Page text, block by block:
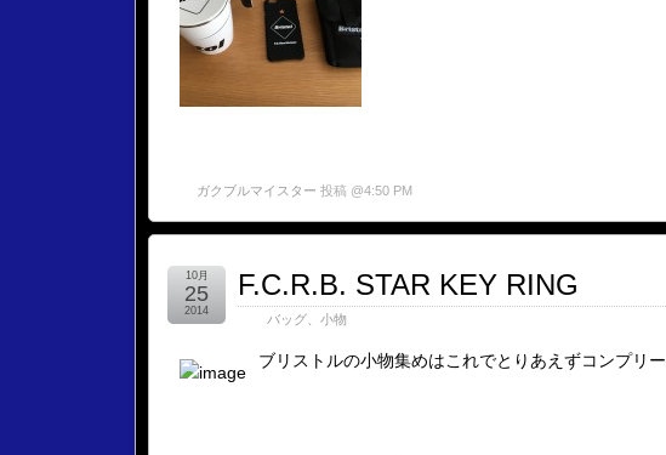
ガクブルマイスター 投稿 @4:50 PM
F.C.R.B. STAR KEY RING
バッグ、小物
10月
25
2014
ブリストルの小物集めはこれでとりあえずコンプリ